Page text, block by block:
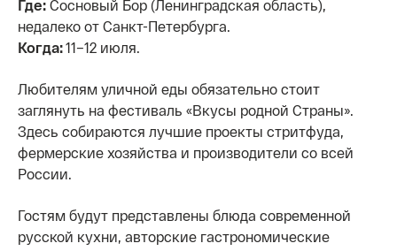
Где: Сосновый Бор (Ленинградская область),
недалеко от Санкт-Петербурга.
Когда:11–12 июля.
Любителям уличной еды обязательно стоит
заглянуть на фестиваль «Вкусы родной Страны».
Здесь собираются лучшие проекты стритфуда,
фермерские хозяйства и производители со всей
России.
Гостям будут представлены блюда современной
русской кухни, авторские гастрономические